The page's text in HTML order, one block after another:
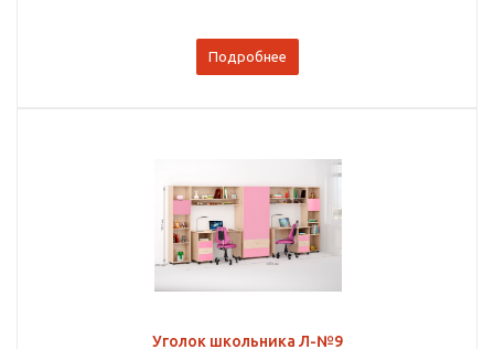
Подробнее
Уголок школьника Л-№9